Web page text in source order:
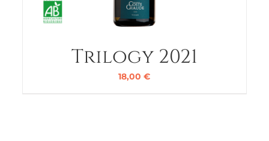
Trilogy 2021
18,00 €